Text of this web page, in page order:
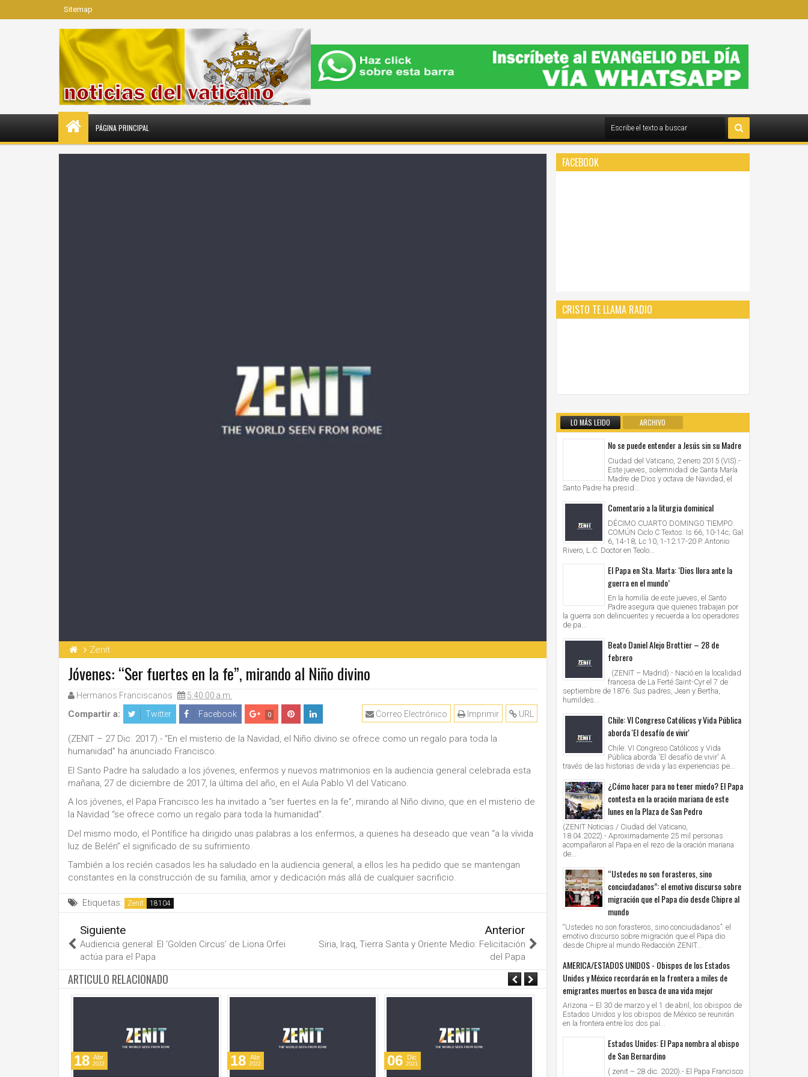
Sitemap
PÁGINA PRINCIPAL
Zenit
Jóvenes: “Ser fuertes en la fe”, mirando al Niño divino
Hermanos Franciscanos 5:40:00 a.m.
Compartir a: Twitter Facebook 0 URL
Imprimir
Correo Electrónico
(ZENIT – 27 Dic. 2017).- “En el misterio de la Navidad, el Niño divino se ofrece como un regalo para toda la
humanidad” ha anunciado Francisco.
El Santo Padre ha saludado a los jóvenes, enfermos y nuevos matrimonios en la audiencia general celebrada esta
mañana, 27 de diciembre de 2017, la última del año, en el Aula Pablo VI del Vaticano.
A los jóvenes, el Papa Francisco les ha invitado a “ser fuertes en la fe”, mirando al Niño divino, que en el misterio de
la Navidad “se ofrece como un regalo para toda la humanidad”.
Del mismo modo, el Pontífice ha dirigido unas palabras a los enfermos, a quienes ha deseado que vean “a la vívida
luz de Belén” el significado de su sufrimiento.
También a los recién casados les ha saludado en la audiencia general, a ellos les ha pedido que se mantengan
constantes en la construcción de su familia, amor y dedicación más allá de cualquier sacrificio.
Etiquetas: Zenit
Siguiente
Audiencia general: El ‘Golden Circus’ de Liona Orfei
actúa para el Papa
Anterior
Siria, Iraq, Tierra Santa y Oriente Medio: Felicitación
del Papa
ARTICULO RELACIONADO
18 Abr
2022 18 Abr
2022 06 Dic
2021
FACEBOOK
CRISTO TE LLAMA RADIO
LO MÁS LEIDO ARCHIVO
No se puede entender a Jesús sin su Madre
Ciudad del Vaticano, 2 enero 2015 (VIS).-
Este jueves, solemnidad de Santa María
Madre de Dios y octava de Navidad, el
Santo Padre ha presid...
Comentario a la liturgia dominical
DÉCIMO CUARTO DOMINGO TIEMPO
COMÚN Ciclo C Textos: Is 66, 10-14c; Gal
6, 14-18; Lc 10, 1-12.17-20 P. Antonio
Rivero, L.C. Doctor en Teolo...
El Papa en Sta. Marta: ‘Dios llora ante la
guerra en el mundo’
En la homilía de este jueves, el Santo
Padre asegura que quienes trabajan por
la guerra son delincuentes y recuerda a los operadores
de pa...
Beato Daniel Alejo Brottier – 28 de
febrero
(ZENIT – Madrid).- Nació en la localidad
francesa de La Ferté Saint-Cyr el 7 de
septiembre de 1876. Sus padres, Jean y Bertha,
humildes...
Chile: VI Congreso Católicos y Vida Pública
aborda 'El desafío de vivir'
Chile: VI Congreso Católicos y Vida
Pública aborda 'El desafío de vivir' A
través de las historias de vida y las experiencias pe...
¿Cómo hacer para no tener miedo? El Papa
contesta en la oración mariana de este
lunes en la Plaza de San Pedro
(ZENIT Noticias / Ciudad del Vaticano,
18.04.2022).- Aproximadamente 25 mil personas
acompañaron al Papa en el rezo de la oración mariana
de...
“Ustedes no son forasteros, sino
conciudadanos”: el emotivo discurso sobre
migración que el Papa dio desde Chipre al
mundo
“Ustedes no son forasteros, sino conciudadanos”: el
emotivo discurso sobre migración que el Papa dio
desde Chipre al mundo Redacción ZENIT...
AMERICA/ESTADOS UNIDOS - Obispos de los Estados
Unidos y México recordarán en la frontera a miles de
emigrantes muertos en busca de una vida mejor
Arizona – El 30 de marzo y el 1 de abril, los obispos de
Estados Unidos y los obispos de México se reunirán
en la frontera entre los dos paí...
Estados Unidos: El Papa nombra al obispo
de San Bernardino
( zenit – 28 dic. 2020).- El Papa Francisco